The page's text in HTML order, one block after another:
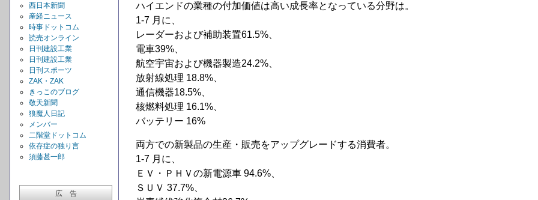
西日本新聞
産経ニュース
時事ドットコム
読売オンライン
日刊建設工業
日刊建設工業
日刊スポーツ
ZAK・ZAK
きっこのブログ
敬天新聞
狼魔人日記
メンバー
二階堂ドットコム
依存症の独り言
須藤甚一郎
広 告
ハイエンドの業種の付加価値は高い成長率となっている分野は。
1-7 月に、
レーダーおよび補助装置61.5%、
電車39%、
航空宇宙および機器製造24.2%、
放射線処理 18.8%、
通信機器18.5%、
核燃料処理 16.1%、
バッテリー 16%
両方での新製品の生産・販売をアップグレードする消費者。
1-7 月に、
ＥＶ・ＰＨＶの新電源車 94.6%、
ＳＵＶ 37.7%、